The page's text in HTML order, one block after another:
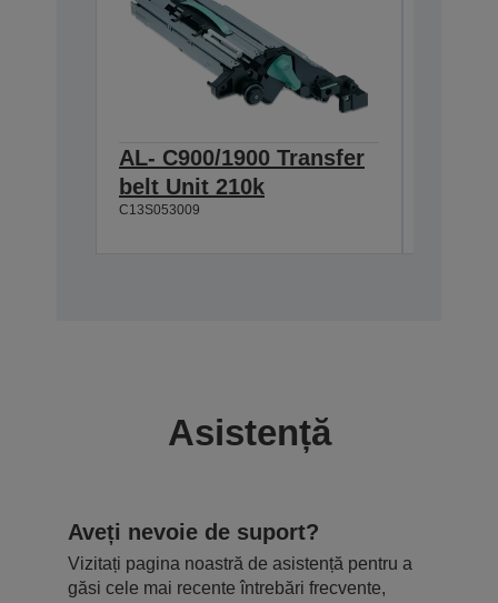
AL- C900/1900 Transfer
belt Unit 210k
C13S053009
Asistență
Aveți nevoie de suport?
Vizitați pagina noastră de asistență pentru a
găsi cele mai recente întrebări frecvente,